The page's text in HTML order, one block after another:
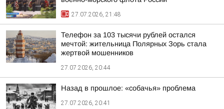
27.07.2026, 21:48
Телефон за 103 тысячи рублей остался
мечтой: жительница Полярных Зорь стала
жертвой мошенников
27.07.2026, 20:44
Назад в прошлое: «собачья» проблема
27.07.2026, 20:41